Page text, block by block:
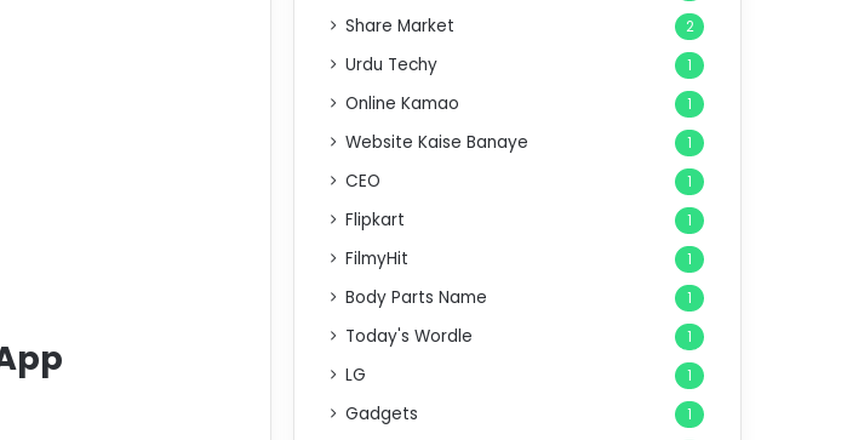
Share Market 2
Urdu Techy 1
Online Kamao 1
Website Kaise Banaye 1
CEO 1
Flipkart 1
FilmyHit 1
Body Parts Name 1
Today's Wordle 1
LG 1
Gadgets 1